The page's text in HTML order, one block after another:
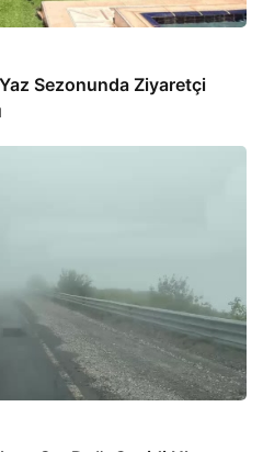
Sezonunda Ziyaretçi